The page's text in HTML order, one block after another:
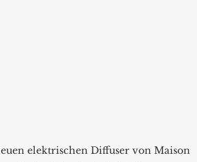
elektrischen Diffuser von Maison